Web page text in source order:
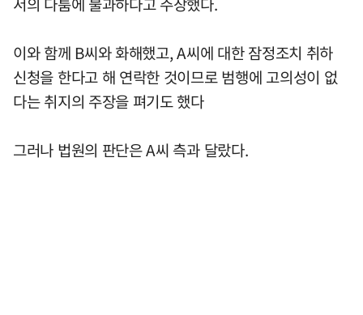
이와 함께 B씨와 화해했고, A씨에 대한 잠정조치 취하
신청을 한다고 해 연락한 것이므로 범행에 고의성이 없
다는 취지의 주장을 펴기도 했다
그러나 법원의 판단은 A씨 측과 달랐다.